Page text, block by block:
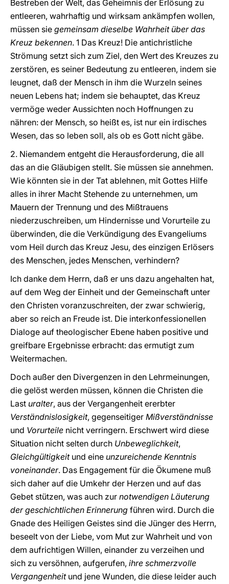
Bestreben der Welt, das Geheimnis der Erlösung zu
entleeren, wahrhaftig und wirksam ankämpfen wollen,
müssen sie gemeinsam dieselbe Wahrheit über das
Kreuz bekennen. 1 Das Kreuz! Die antichristliche
Strömung setzt sich zum Ziel, den Wert des Kreuzes zu
zerstören, es seiner Bedeutung zu entleeren, indem sie
leugnet, daß der Mensch in ihm die Wurzeln seines
neuen Lebens hat; indem sie behauptet, das Kreuz
vermöge weder Aussichten noch Hoffnungen zu
nähren: der Mensch, so heißt es, ist nur ein irdisches
Wesen, das so leben soll, als ob es Gott nicht gäbe.
2. Niemandem entgeht die Herausforderung, die all
das an die Gläubigen stellt. Sie müssen sie annehmen.
Wie könnten sie in der Tat ablehnen, mit Gottes Hilfe
alles in ihrer Macht Stehende zu unternehmen, um
Mauern der Trennung und des Mißtrauens
niederzuschreiben, um Hindernisse und Vorurteile zu
überwinden, die die Verkündigung des Evangeliums
vom Heil durch das Kreuz Jesu, des einzigen Erlösers
des Menschen, jedes Menschen, verhindern?
Ich danke dem Herrn, daß er uns dazu angehalten hat,
auf dem Weg der Einheit und der Gemeinschaft unter
den Christen voranzuschreiten, der zwar schwierig,
aber so reich an Freude ist. Die interkonfessionellen
Dialoge auf theologischer Ebene haben positive und
greifbare Ergebnisse erbracht: das ermutigt zum
Weitermachen.
Doch außer den Divergenzen in den Lehrmeinungen,
die gelöst werden müssen, können die Christen die
Last uralter, aus der Vergangenheit ererbter
Verständnislosigkeit, gegenseitiger Mißverständnisse
und Vorurteile nicht verringern. Erschwert wird diese
Situation nicht selten durch Unbeweglichkeit,
Gleichgültigkeitund eine unzureichende Kenntnis
voneinander. Das Engagement für die Ökumene muß
sich daher auf die Umkehr der Herzen und auf das
Gebet stützen, was auch zur notwendigen Läuterung
der geschichtlichen Erinnerung führen wird. Durch die
Gnade des Heiligen Geistes sind die Jünger des Herrn,
beseelt von der Liebe, vom Mut zur Wahrheit und von
dem aufrichtigen Willen, einander zu verzeihen und
sich zu versöhnen, aufgerufen, ihre schmerzvolle
Vergangenheit und jene Wunden, die diese leider auch